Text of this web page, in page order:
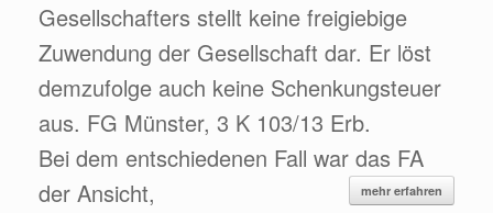
Gesellschafters stellt keine freigiebige
Zuwendung der Gesellschaft dar. Er löst
demzufolge auch keine Schenkungsteuer
aus. FG Münster, 3 K 103/13 Erb.
Bei dem entschiedenen Fall war das FA
der Ansicht,
mehr erfahren